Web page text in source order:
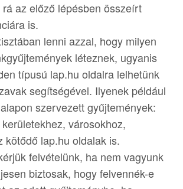
rá az előző lépésben összeírt
is.
lenni azzal, hogy milyen
léteznek, ugyanis
típusú lap.hu oldalra lelhetünk
segítségével. Ilyenek például
szervezett gyűjtemények:
városokhoz,
kötődő lap.hu oldalak is.
felvételünk, ha nem vagyunk
biztosak, hogy felvennék-e